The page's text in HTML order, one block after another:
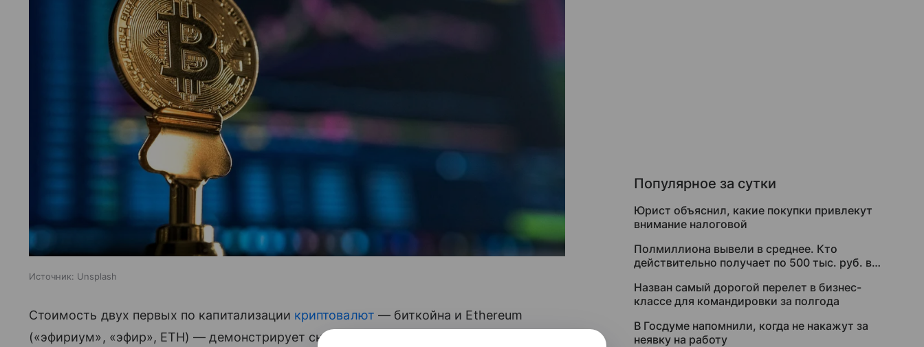
Источник: Unsplash
Стоимость двух первых по капитализации криптовалют — биткойна и Ethereum
(«эфириум», «эфир», ETH) — демонстрирует снижение, свидетельствуют данные
Популярное за сутки
Юрист объяснил, какие покупки привлекут
внимание налоговой
Полмиллиона вывели в среднее. Кто
действительно получает по 500 тыс. руб. в
Назван самый дорогой перелет в бизнес-
классе для командировки за полгода
В Госдуме напомнили, когда не накажут за
неявку на работу